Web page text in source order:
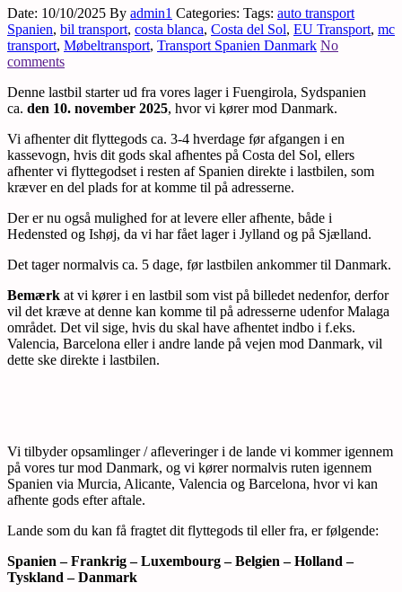
Date: 10/10/2025 By admin1 Categories: Tags: auto transport
Spanien, bil transport, costa blanca, Costa del Sol, EU Transport, mc
transport, Møbeltransport, Transport Spanien Danmark No
comments
Denne lastbil starter ud fra vores lager i Fuengirola, Sydspanien
ca. den 10. november 2025, hvor vi kører mod Danmark.
Vi afhenter dit flyttegods ca. 3-4 hverdage før afgangen i en
kassevogn, hvis dit gods skal afhentes på Costa del Sol, ellers
afhenter vi flyttegodset i resten af Spanien direkte i lastbilen, som
kræver en del plads for at komme til på adresserne.
Der er nu også mulighed for at levere eller afhente, både i
Hedensted og Ishøj, da vi har fået lager i Jylland og på Sjælland.
Det tager normalvis ca. 5 dage, før lastbilen ankommer til Danmark.
Bemærk at vi kører i en lastbil som vist på billedet nedenfor, derfor
vil det kræve at denne kan komme til på adresserne udenfor Malaga
området. Det vil sige, hvis du skal have afhentet indbo i f.eks.
Valencia, Barcelona eller i andre lande på vejen mod Danmark, vil
dette ske direkte i lastbilen.
Vi tilbyder opsamlinger / afleveringer i de lande vi kommer igennem
på vores tur mod Danmark, og vi kører normalvis ruten igennem
Spanien via Murcia, Alicante, Valencia og Barcelona, hvor vi kan
afhente gods efter aftale.
Lande som du kan få fragtet dit flyttegods til eller fra, er følgende:
Spanien – Frankrig – Luxembourg – Belgien – Holland –
Tyskland – Danmark